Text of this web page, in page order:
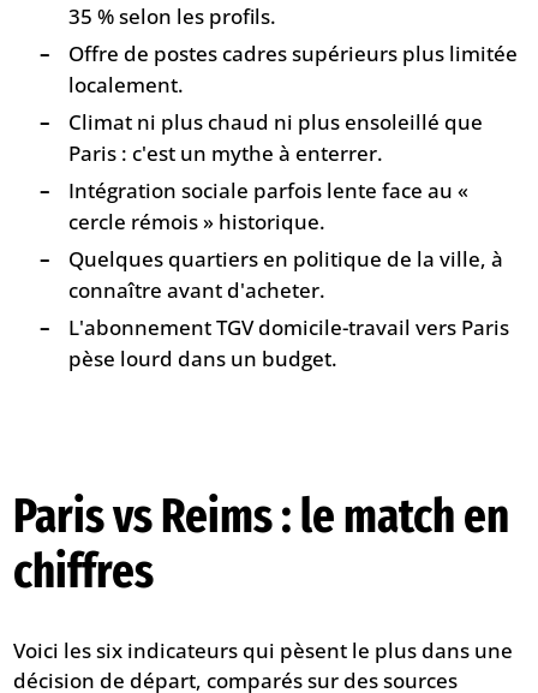
35 % selon les profils.
Offre de postes cadres supérieurs plus limitée
localement.
Climat ni plus chaud ni plus ensoleillé que
Paris : c'est un mythe à enterrer.
Intégration sociale parfois lente face au «
cercle rémois » historique.
Quelques quartiers en politique de la ville, à
connaître avant d'acheter.
L'abonnement TGV domicile-travail vers Paris
pèse lourd dans un budget.
Paris vs Reims : le match en
chiffres
Voici les six indicateurs qui pèsent le plus dans une
décision de départ, comparés sur des sources